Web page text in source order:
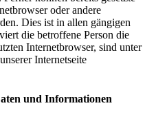
oder andere
Dies ist in allen gängigen
die betroffene Person die
Internetbrowser, sind unter
Internetseite
und Informationen